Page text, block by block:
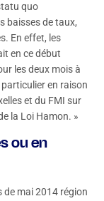
quo
baisses de taux,
En effet, les
en ce début
les deux mois à
en raison
et du FMI sur
la Loi Hamon. »
ou en
de mai 2014 région